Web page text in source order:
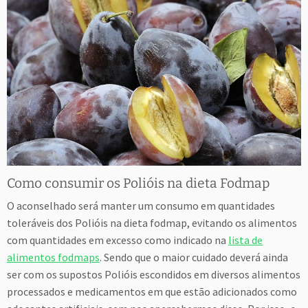
Como consumir os Polióis na dieta Fodmap
O aconselhado será manter um consumo em quantidades
toleráveis dos Polióis na dieta fodmap, evitando os alimentos
com quantidades em excesso como indicado na lista de
alimentos fodmaps. Sendo que o maior cuidado deverá ainda
ser com os supostos Polióis escondidos em diversos alimentos
processados e medicamentos em que estão adicionados como